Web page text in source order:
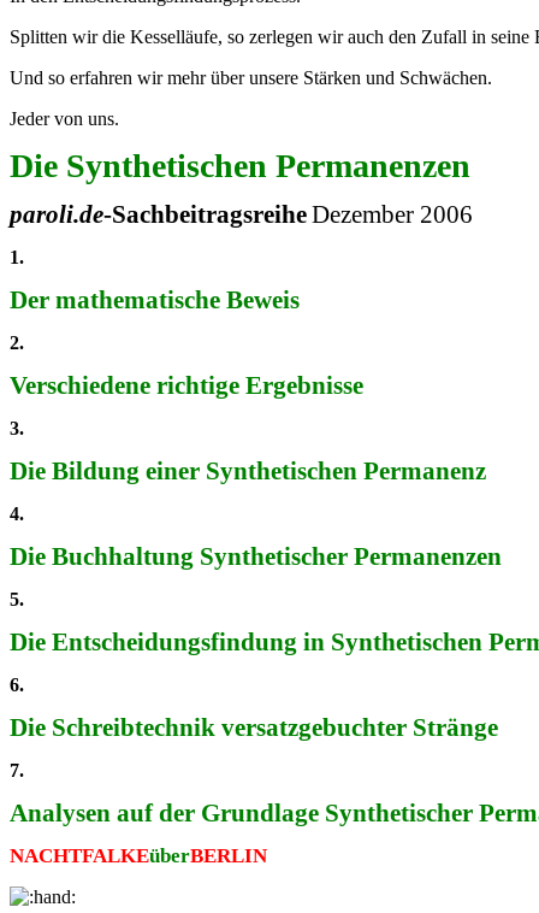
Splitten wir die Kesselläufe, so zerlegen wir auch den Zufall in seine
Und so erfahren wir mehr über unsere Stärken und Schwächen.
Jeder von uns.
Die Synthetischen Permanenzen
paroli.de-SachbeitragsreiheDezember 2006
1.
Der mathematische Beweis
2.
Verschiedene richtige Ergebnisse
3.
Die Bildung einer Synthetischen Permanenz
4.
Die Buchhaltung Synthetischer Permanenzen
5.
Die Entscheidungsfindung in Synthetischen
6.
Die Schreibtechnik versatzgebuchter Stränge
7.
Analysen auf der Grundlage Synthetischer
NACHTFALKEüberBERLIN